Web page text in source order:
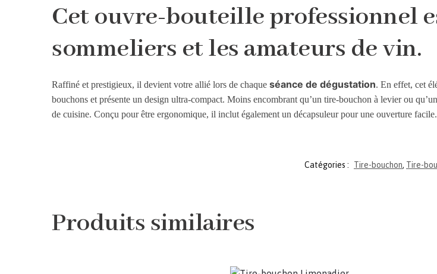
Cet ouvre-bouteille professionnel
sommeliers et les amateurs de vin.
Raffiné et prestigieux, il devient votre allié lors de chaque séance de dégustation. En effet, cet
bouchons et présente un design ultra-compact. Moins encombrant qu’un tire-bouchon à levier ou
de cuisine. Conçu pour être ergonomique, il inclut également un décapsuleur pour une ouverture
Catégories : Tire-bouchon, Tire-
Produits similaires